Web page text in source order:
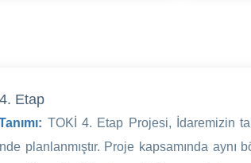
Etap
TOKİ 4. Etap Projesi, İdaremizin
planlanmıştır. Proje kapsamında